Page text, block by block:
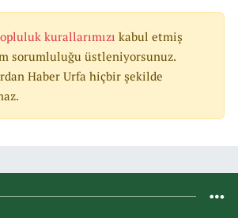
kurallarımızı kabul etmiş
sorumluluğu üstleniyorsunuz.
Haber Urfa hiçbir şekilde